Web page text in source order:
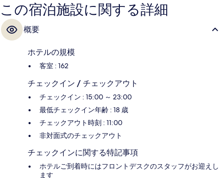
この宿泊施設に関する詳細
概要
ホテルの規模
客室 : 162
チェックイン / チェックアウト
チェックイン : 15:00 ～ 23:00
最低チェックイン年齢 : 18 歳
チェックアウト時刻 : 11:00
非対面式のチェックアウト
チェックインに関する特記事項
ホテルご到着時にはフロントデスクのスタッフがお迎えし
ます